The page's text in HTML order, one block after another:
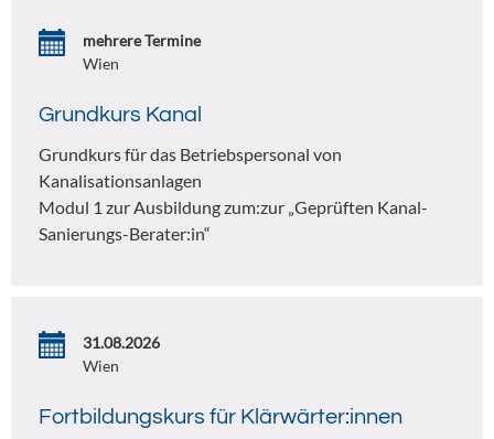
mehrere Termine
Wien
Grundkurs Kanal
Grundkurs für das Betriebspersonal von
Kanalisationsanlagen
Modul 1 zur Ausbildung zum:zur „Geprüften Kanal-
Sanierungs-Berater:in“
31.08.2026
Wien
Fortbildungskurs für Klärwärter:innen